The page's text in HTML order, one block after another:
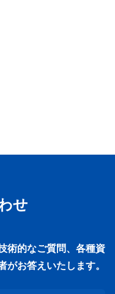
せ
術的なご質問、各種資
がお答えいたします。